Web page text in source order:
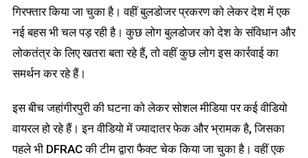
गिरफ्तार किया जा चुका है। वहीं बुलडोजर प्रकरण को लेकर देश में एक
नई बहस भी चल पड़ रही है। कुछ लोग बुलडोजर को देश के संविधान और
लोकतंत्र के लिए खतरा बता रहे हैं, तो वहीं कुछ लोग इस कार्रवाई का
समर्थन कर रहे हैं।
इस बीच जहांगीरपुरी की घटना को लेकर सोशल मीडिया पर कई वीडियो
वायरल हो रहे हैं। इन वीडियो में ज्यादातर फेक और भ्रामक है, जिसका
पहले भी DFRAC की टीम द्वारा फैक्ट चेक किया जा चुका है। वहीं एक